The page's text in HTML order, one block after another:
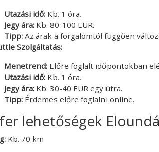
Utazási idő: Kb. 1 óra.
Jegy ára: Kb. 80-100 EUR.
Tipp: Az árak a forgalomtól függően
Szolgáltatás:
Menetrend: Előre foglalt időpontokban
Utazási idő: Kb. 1 óra.
Jegy ára: Kb. 30-40 EUR egy útra.
Tipp: Érdemes előre foglalni online.
lehetőségek
Kb. 70 km